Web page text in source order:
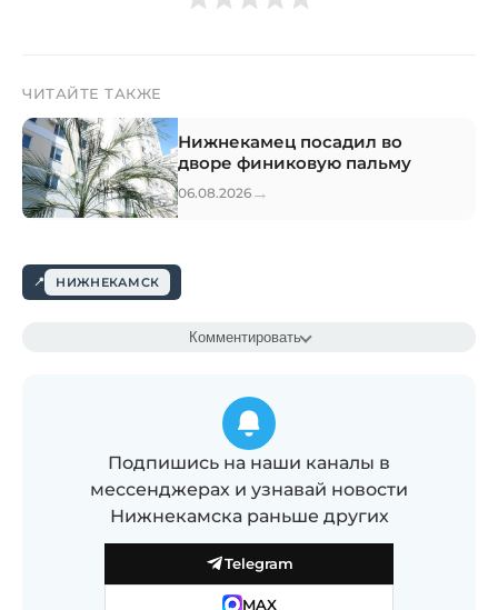
ЧИТАЙТЕ ТАКЖЕ
Нижнекамец посадил во
дворе финиковую пальму
06.08.2026 →
НИЖНЕКАМСК
Комментировать
Подпишись на наши каналы в
мессенджерах и узнавай новости
Нижнекамска раньше других
Telegram
MAX